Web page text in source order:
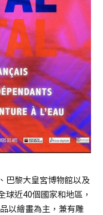
巴黎大皇宮博物館以及
球近40個國家和地區，
以繪畫為主，兼有雕